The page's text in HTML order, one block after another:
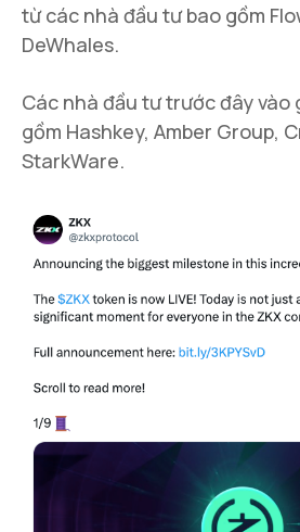
từ các nhà đầu tư bao gồm
DeWhales.
Các nhà đầu tư trước đây vào
gồm Hashkey, Amber Group,
StarkWare.